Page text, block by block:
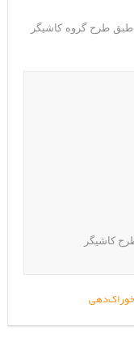
طرح گروه کاشیگر